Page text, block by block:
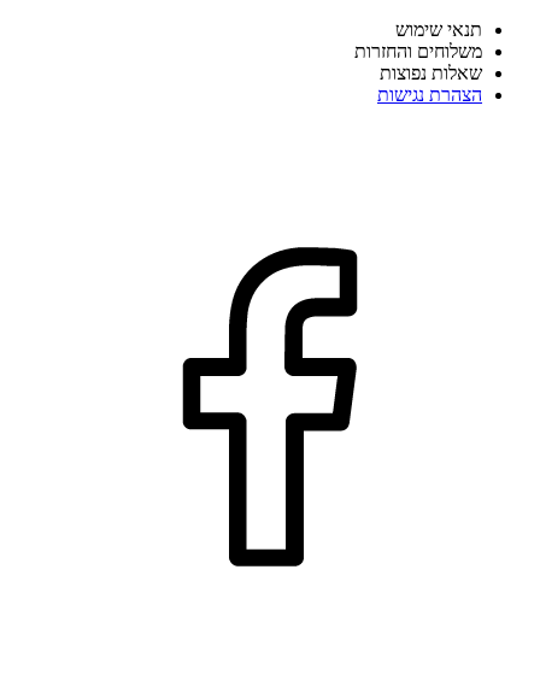
תנאי שימוש
משלוחים והחזרות
שאלות נפוצות
הצהרת נגישות